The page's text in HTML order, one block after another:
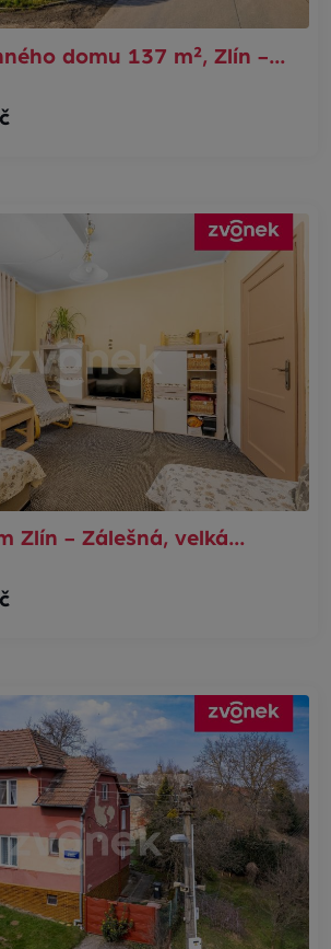
domu 137 m², Zlín -…
Zlín - Zálešná, velká…